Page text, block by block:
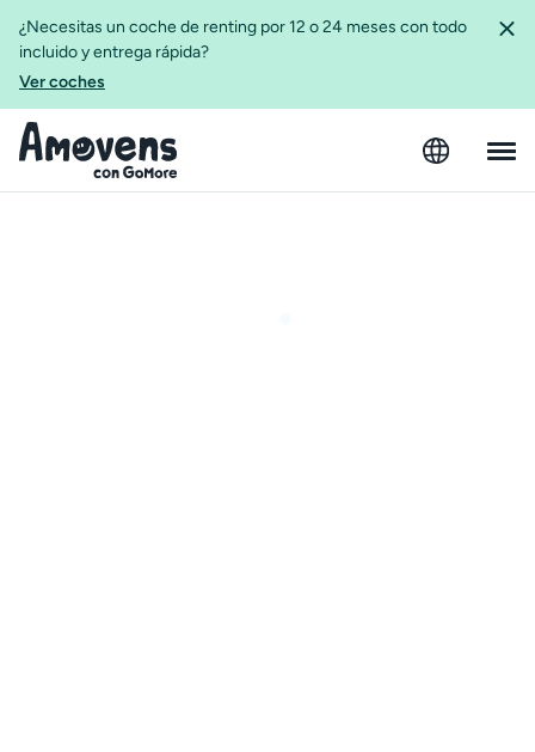
¿Necesitas un coche de renting por 12 o 24 meses con todo
incluido y entrega rápida?
Ver coches